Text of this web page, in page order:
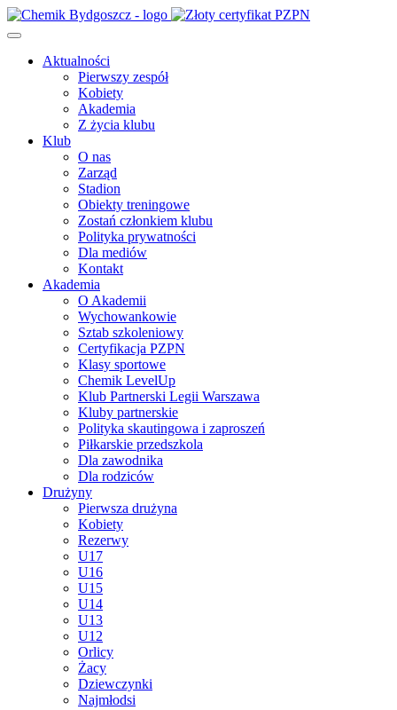
Aktualności
Pierwszy zespół
Kobiety
Akademia
Z życia klubu
Klub
O nas
Zarząd
Stadion
Obiekty treningowe
Zostań członkiem klubu
Polityka prywatności
Dla mediów
Kontakt
Akademia
O Akademii
Wychowankowie
Sztab szkoleniowy
Certyfikacja PZPN
Klasy sportowe
Chemik LevelUp
Klub Partnerski Legii Warszawa
Kluby partnerskie
Polityka skautingowa i zaproszeń
Piłkarskie przedszkola
Dla zawodnika
Dla rodziców
Drużyny
Pierwsza drużyna
Kobiety
Rezerwy
U17
U16
U15
U14
U13
U12
Orlicy
Żacy
Dziewczynki
Najmłodsi